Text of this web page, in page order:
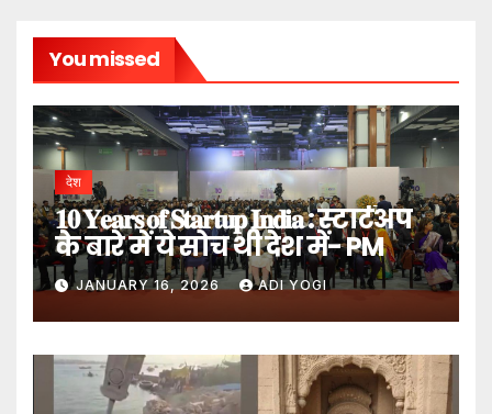
You missed
देश
𝟏𝟎 𝐘𝐞𝐚𝐫𝐬 𝐨𝐟 𝐒𝐭𝐚𝐫𝐭𝐮𝐩 𝐈𝐧𝐝𝐢𝐚 : स्टार्टअप
के बारे में ये सोच थी देश में- PM
JANUARY 16, 2026 ADI YOGI